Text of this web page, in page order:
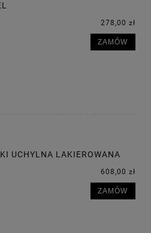
278,00 zł
ZAMÓW
UCHYLNA LAKIEROWANA
608,00 zł
ZAMÓW